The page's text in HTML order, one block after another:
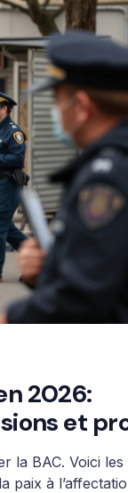
2026:
et
la BAC. Voici les
paix à